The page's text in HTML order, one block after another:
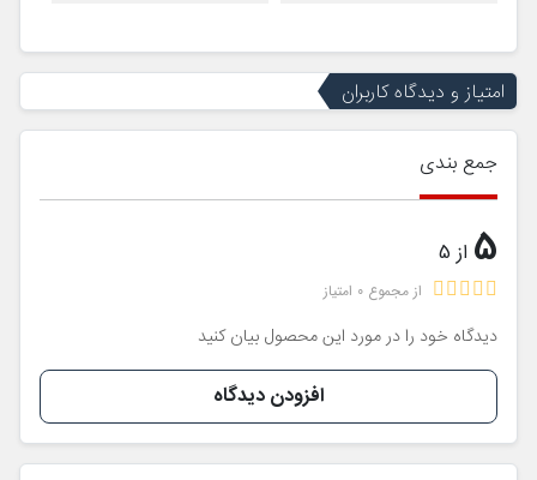
امتیاز و دیدگاه کاربران
جمع بندی
5 از 5
از مجموع 0 امتیاز
دیدگاه خود را در مورد این محصول بیان کنید
افزودن دیدگاه